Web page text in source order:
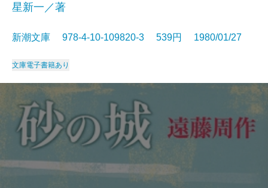
星新一／著
新潮文庫 978-4-10-109820-3 539円 1980/01/27
文庫電子書籍あり